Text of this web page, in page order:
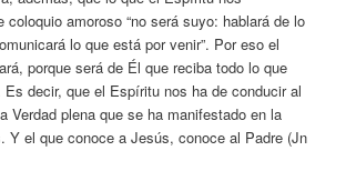
coloquio amoroso “no será suyo: hablará de lo
lo que está por venir”. Por eso el
porque será de Él que reciba todo lo que
Es decir, que el Espíritu nos ha de conducir al
Verdad plena que se ha manifestado en la
Y el que conoce a Jesús, conoce al Padre (Jn